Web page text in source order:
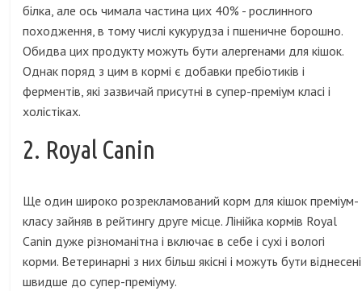
білка, але ось чимала частина цих 40% - рослинного
походження, в тому числі кукурудза і пшеничне борошно.
Обидва цих продукту можуть бути алергенами для кішок.
Однак поряд з цим в кормі є добавки пребіотиків і
ферментів, які зазвичай присутні в супер-преміум класі і
холістіках.
2. Royal Canin
Ще один широко розрекламований корм для кішок преміум-
класу зайняв в рейтингу друге місце. Лінійка кормів Royal
Canin дуже різноманітна і включає в себе і сухі і вологі
корми. Ветеринарні з них більш якісні і можуть бути віднесені
швидше до супер-преміуму.